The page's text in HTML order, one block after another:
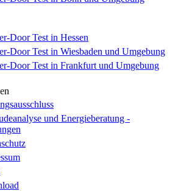
Door Test in Hessen
Door Test in Wiesbaden und Umgebung
Door Test in Frankfurt und Umgebung
und Energieberatung -